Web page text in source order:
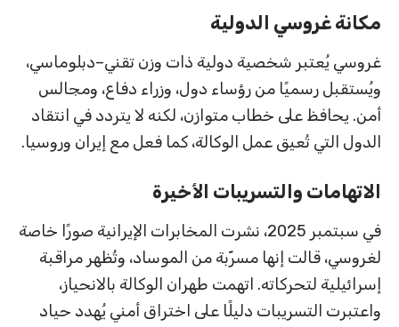
مكانة غروسي الدولية
غروسي يُعتبر شخصية دولية ذات وزن تقني–دبلوماسي،
ويُستقبل رسميًا من رؤساء دول، وزراء دفاع، ومجالس
أمن. يحافظ على خطاب متوازن، لكنه لا يتردد في انتقاد
الدول التي تُعيق عمل الوكالة، كما فعل مع إيران وروسيا.
الاتهامات والتسريبات الأخيرة
في سبتمبر 2025، نشرت المخابرات الإيرانية صورًا خاصة
لغروسي، قالت إنها مسرّبة من الموساد، وتُظهر مراقبة
إسرائيلية لتحركاته. اتهمت طهران الوكالة بالانحياز،
واعتبرت التسريبات دليلًا على اختراق أمني يُهدد حياد